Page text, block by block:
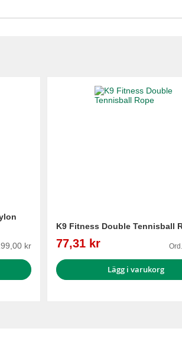
kr
K9 Fitness Double Tennisball
Reapris
77,31 kr Ord.
Lägg i varukorg